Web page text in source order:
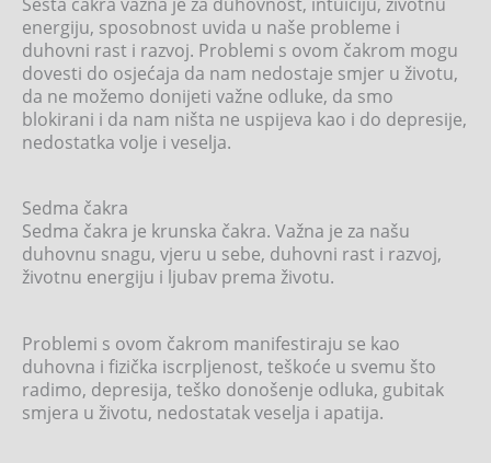
energiju, sposobnost uvida u naše probleme i
duhovni rast i razvoj. Problemi s ovom čakrom mogu
dovesti do osjećaja da nam nedostaje smjer u životu,
da ne možemo donijeti važne odluke, da smo
blokirani i da nam ništa ne uspijeva kao i do depresije,
nedostatka volje i veselja.
Sedma čakra
Sedma čakra je krunska čakra. Važna je za našu
duhovnu snagu, vjeru u sebe, duhovni rast i razvoj,
životnu energiju i ljubav prema životu.
Problemi s ovom čakrom manifestiraju se kao
duhovna i fizička iscrpljenost, teškoće u svemu što
radimo, depresija, teško donošenje odluka, gubitak
smjera u životu, nedostatak veselja i apatija.